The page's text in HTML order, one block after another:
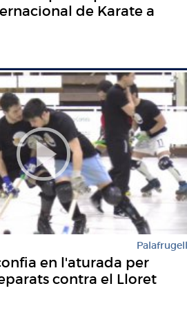
de Karate a
Palafrugell
en l'aturada per
contra el Lloret